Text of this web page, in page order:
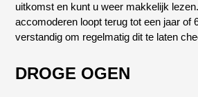
uitkomst en kunt u weer makkelijk
accomoderen loopt terug tot een jaar of
verstandig om regelmatig dit te laten
DROGE OGEN